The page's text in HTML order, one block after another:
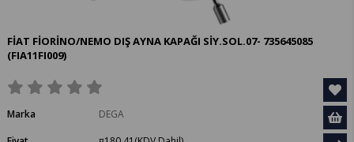
FİAT FİORİNO/NEMO DIŞ AYNA KAPAĞI SİY.SOL.07- 735645085
(FIA11FI009)
Marka
DEGA